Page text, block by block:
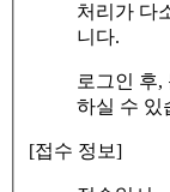
처리가 다
니다.
로그인 후,
하실 수 있
[접수 정보]